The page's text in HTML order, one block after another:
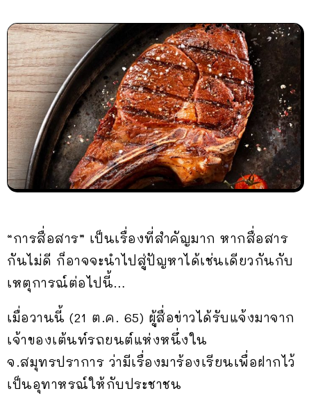
“การสื่อสาร” เป็นเรื่องที่สำคัญมาก หากสื่อสาร
กันไม่ดี ก็อาจจะนำไปสู่ปัญหาได้เช่นเดียวกันกับ
เหตุการณ์ต่อไปนี้…
เมื่อวานนี้ (21 ต.ค. 65) ผู้สื่อข่าวได้รับแจ้งมาจาก
เจ้าของเต้นท์รถยนต์แห่งหนึ่งใน
จ.สมุทรปราการ ว่ามีเรื่องมาร้องเรียนเพื่อฝากไว้
เป็นอุทาหรณ์ให้กับประชาชน